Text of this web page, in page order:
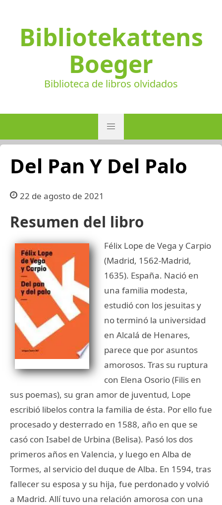
Bibliotekattens
Boeger
Biblioteca de libros olvidados
Del Pan Y Del Palo
22 de agosto de 2021
Resumen del libro
Félix Lope de Vega y Carpio
(Madrid, 1562-Madrid,
1635). España. Nació en
una familia modesta,
estudió con los jesuitas y
no terminó la universidad
en Alcalá de Henares,
parece que por asuntos
amorosos. Tras su ruptura
con Elena Osorio (Filis en
sus poemas), su gran amor de juventud, Lope
escribió libelos contra la familia de ésta. Por ello fue
procesado y desterrado en 1588, año en que se
casó con Isabel de Urbina (Belisa). Pasó los dos
primeros años en Valencia, y luego en Alba de
Tormes, al servicio del duque de Alba. En 1594, tras
fallecer su esposa y su hija, fue perdonado y volvió
a Madrid. Allí tuvo una relación amorosa con una